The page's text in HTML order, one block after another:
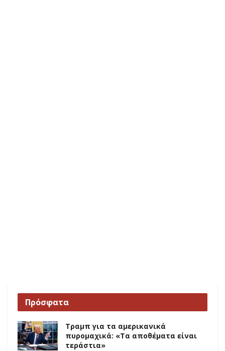
Πρόσφατα
Τραμπ για τα αμερικανικά
πυρομαχικά: «Τα αποθέματα είναι
τεράστια»